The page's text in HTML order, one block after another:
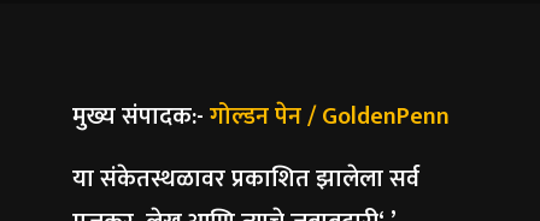
मुख्य संपादक:-गोल्डन पेन / GoldenPenn
या संकेतस्थळावर प्रकाशित झालेला सर्व